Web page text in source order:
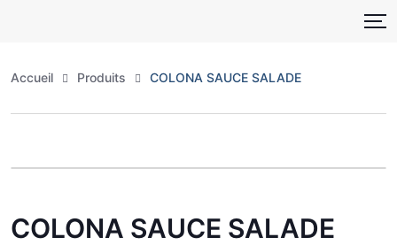
Accueil Produits COLONA SAUCE SALADE
COLONA SAUCE SALADE